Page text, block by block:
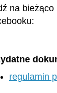
na
regulamin